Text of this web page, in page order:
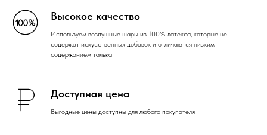
Высокое качество
Используем воздушные шары из 100% латекса, которые не
содержат искусственных добавок и отличаются низким
содержанием талька
Доступная цена
Выгодные цены доступны для любого покупателя